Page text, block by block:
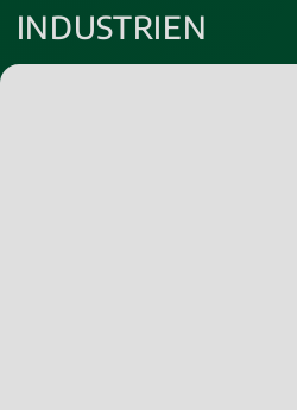
INDUSTRIEN